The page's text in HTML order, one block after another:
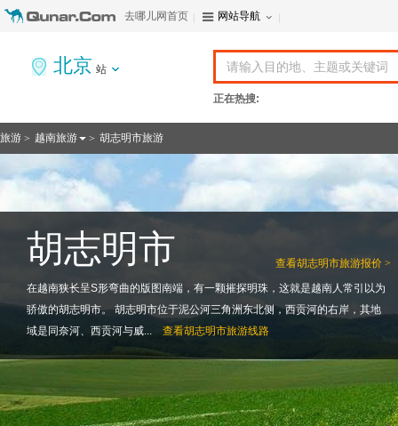
去哪儿网首页 网站导航
北京 站
正在热搜:
旅游 > 越南旅游 > 胡志明市旅游
查看胡志明市旅游报价 >
胡志明市
在越南狭长呈S形弯曲的版图南端，有一颗摧探明珠，这就是越南人常引以为
骄傲的胡志明市。 胡志明市位于泥公河三角洲东北侧，西贡河的右岸，其地
域是同奈河、西贡河与威...
查看胡志明市旅游线路